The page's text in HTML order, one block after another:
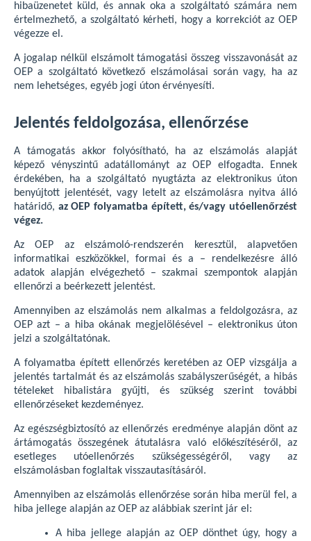
hibaüzenetet küld, és annak oka a szolgáltató számára nem
értelmezhető, a szolgáltató kérheti, hogy a korrekciót az OEP
végezze el.
A jogalap nélkül elszámolt támogatási összeg visszavonását az
OEP a szolgáltató következő elszámolásai során vagy, ha az
nem lehetséges, egyéb jogi úton érvényesíti.
Jelentés feldolgozása, ellenőrzése
A támogatás akkor folyósítható, ha az elszámolás alapját
képező vényszintű adatállományt az OEP elfogadta. Ennek
érdekében, ha a szolgáltató nyugtázta az elektronikus úton
benyújtott jelentését, vagy letelt az elszámolásra nyitva álló
határidő, az OEP folyamatba épített, és/vagy utóellenőrzést
végez.
Az OEP az elszámoló-rendszerén keresztül, alapvetően
informatikai eszközökkel, formai és a – rendelkezésre álló
adatok alapján elvégezhető – szakmai szempontok alapján
ellenőrzi a beérkezett jelentést.
Amennyiben az elszámolás nem alkalmas a feldolgozásra, az
OEP azt – a hiba okának megjelölésével – elektronikus úton
jelzi a szolgáltatónak.
A folyamatba épített ellenőrzés keretében az OEP vizsgálja a
jelentés tartalmát és az elszámolás szabályszerűségét, a hibás
tételeket hibalistára gyűjti, és szükség szerint további
ellenőrzéseket kezdeményez.
Az egészségbiztosító az ellenőrzés eredménye alapján dönt az
ártámogatás összegének átutalásra való előkészítéséről, az
esetleges utóellenőrzés szükségességéről, vagy az
elszámolásban foglaltak visszautasításáról.
Amennyiben az elszámolás ellenőrzése során hiba merül fel, a
hiba jellege alapján az OEP az alábbiak szerint jár el:
A hiba jellege alapján az OEP dönthet úgy, hogy a